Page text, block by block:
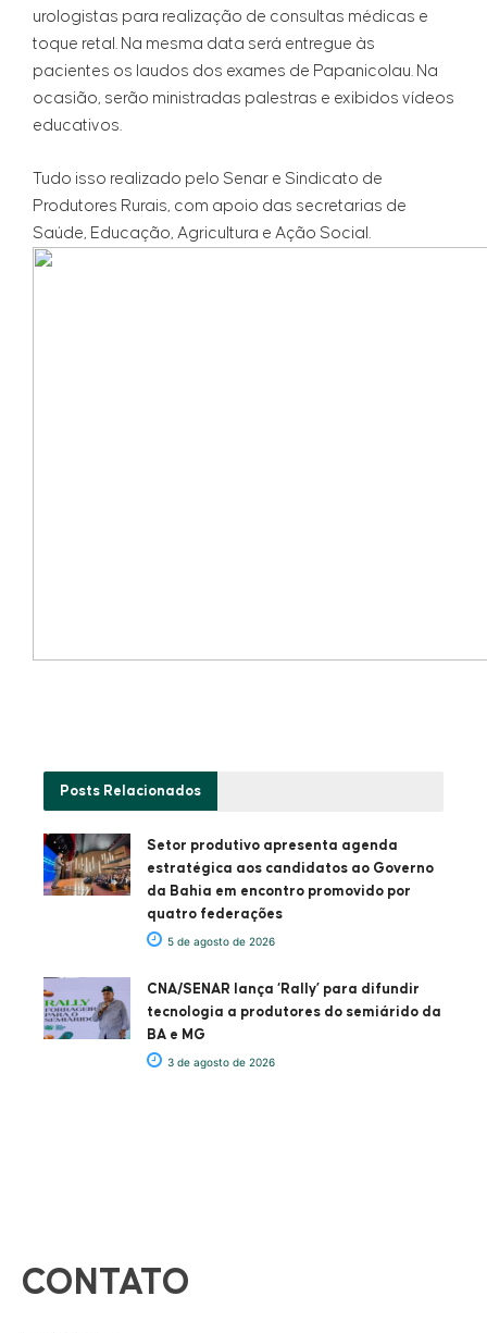
urologistas para realização de consultas médicas e
toque retal. Na mesma data será entregue às
pacientes os laudos dos exames de Papanicolau. Na
ocasião, serão ministradas palestras e exibidos vídeos
educativos.
Tudo isso realizado pelo Senar e Sindicato de
Produtores Rurais, com apoio das secretarias de
Saúde, Educação, Agricultura e Ação Social.
Posts Relacionados
Setor produtivo apresenta agenda
estratégica aos candidatos ao Governo
da Bahia em encontro promovido por
quatro federações
5 de agosto de 2026
CNA/SENAR lança ‘Rally’ para difundir
tecnologia a produtores do semiárido da
BA e MG
3 de agosto de 2026
CONTATO